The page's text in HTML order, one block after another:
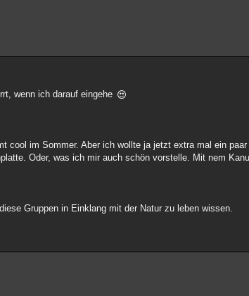
wenn ich darauf eingehe
cool im Sommer. Aber ich wollte ja jetzt extra mal ein
Oder, was ich mir auch schön vorstelle. Mit nem
Gruppen in Einklang mit der Natur zu leben wissen.